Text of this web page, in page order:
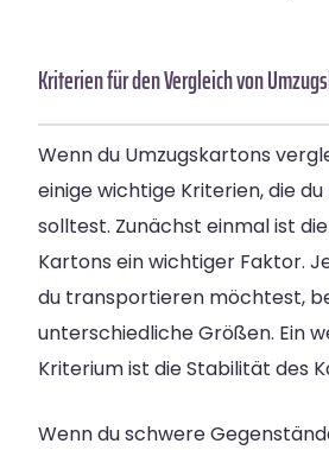
Kriterien für den Vergleich von
Wenn du Umzugskartons
einige wichtige Kriterien, die
solltest. Zunächst einmal ist
Kartons ein wichtiger Faktor.
du transportieren möchtest,
unterschiedliche Größen. Ein
Kriterium ist die Stabilität des
Wenn du schwere